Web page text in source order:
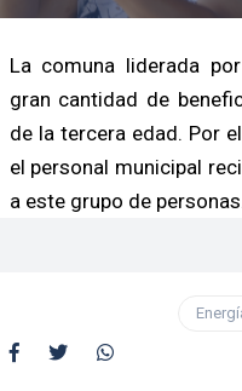
La comuna liderada
gran cantidad de
de la tercera edad. Por
el personal municipal
a este grupo de personas.